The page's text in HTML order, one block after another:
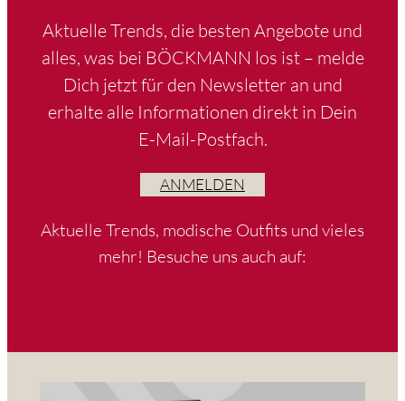
Aktuelle Trends, die besten Angebote und
alles, was bei BÖCKMANN los ist – melde
Dich jetzt für den Newsletter an und
erhalte alle Informationen direkt in Dein
E-Mail-Postfach.
ANMELDEN
Aktuelle Trends, modische Outfits und vieles
mehr! Besuche uns auch auf: